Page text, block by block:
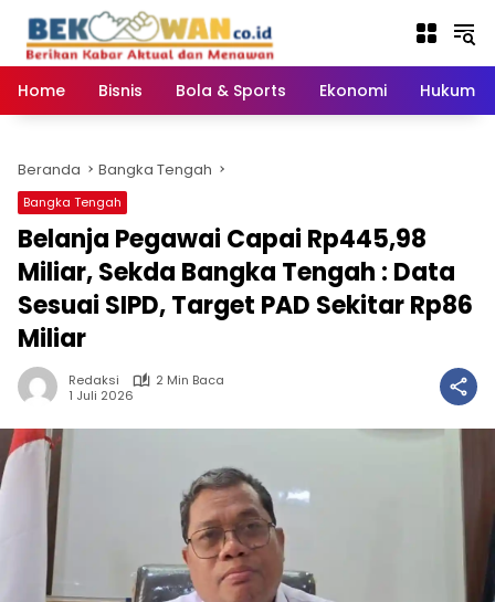
konten
Home
Bisnis Bola & Sports Ekonomi Hukum
Beranda Bangka Tengah
Bangka Tengah
‎Belanja Pegawai Capai Rp445,98
Miliar, Sekda Bangka Tengah : Data
Sesuai SIPD, Target PAD Sekitar Rp86
Miliar ‎
Redaksi
2 Min Baca
1 Juli 2026